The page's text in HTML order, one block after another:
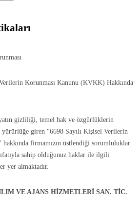
Korunması Kanunu (KVKK) Hakkında
gizliliği, temel hak ve özgürlüklerin
yürürlüğe giren "6698 Sayılı Kişisel Verilerin
hakkında firmamızın üstlendiği sorumluluklar
sahip olduğunuz haklar ile ilgili
yer almaktadır.
VE AJANS HİZMETLERİ SAN. TİC.